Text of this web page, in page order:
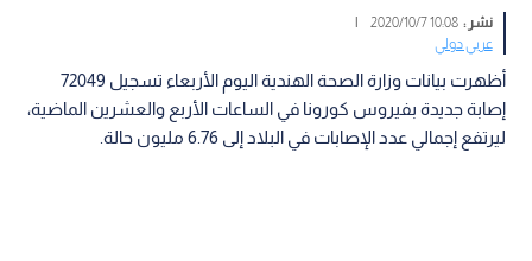
نشر :10:08 2020/10/7
|
عربي دولي
أظهرت بيانات وزارة الصحة الهندية اليوم الأربعاء تسجيل 72049
إصابة جديدة بفيروس كورونا في الساعات الأربع والعشرين الماضية،
ليرتفع إجمالي عدد الإصابات في البلاد إلى 6.76 مليون حالة.